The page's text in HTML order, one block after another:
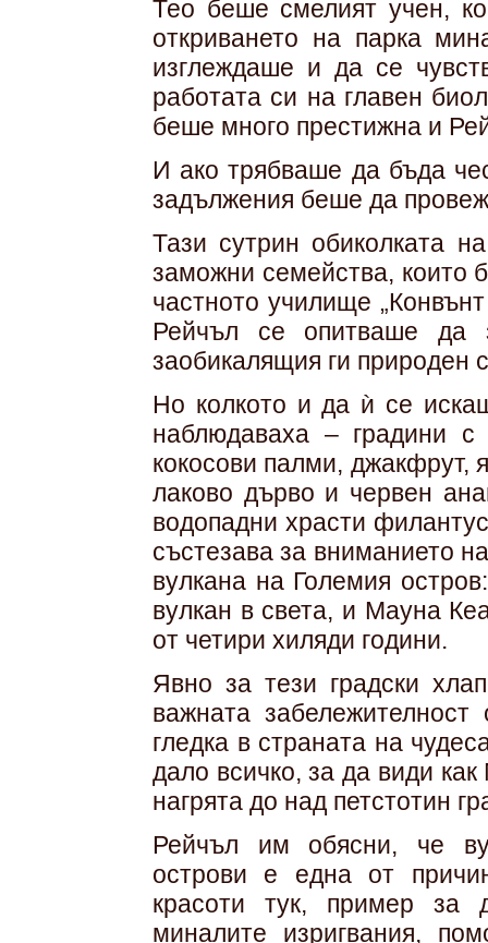
Тео беше смелият учен,
откриването на парка
изглеждаше и да се
работата си на главен
беше много престижна и
И ако трябваше да бъда
задължения беше да
Тази сутрин обиколката
заможни семейства, които
частното училище
Рейчъл се опитваше да
заобикалящия ги природен
Но колкото и да ѝ се
наблюдаваха – градини
кокосови палми, джакфрут,
лаково дърво и червен
водопадни храсти
състезава за вниманието
вулкана на Големия
вулкан в света, и Мауна
от четири хиляди години.
Явно за тези градски
важната забележителност
гледка в страната на
дало всичко, за да види
нагрята до над петстотин
Рейчъл им обясни, че
острови е една от
красоти тук, пример за
миналите изригвания,